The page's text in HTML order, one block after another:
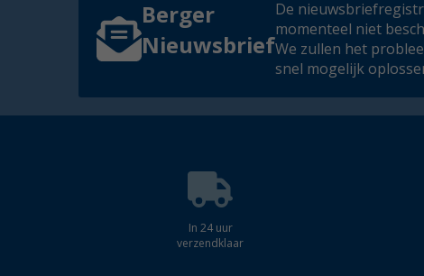
Berger
Nieuwsbrief
De
momenteel niet
We zullen het
snel mogelijk
In 24 uur
verzendklaar